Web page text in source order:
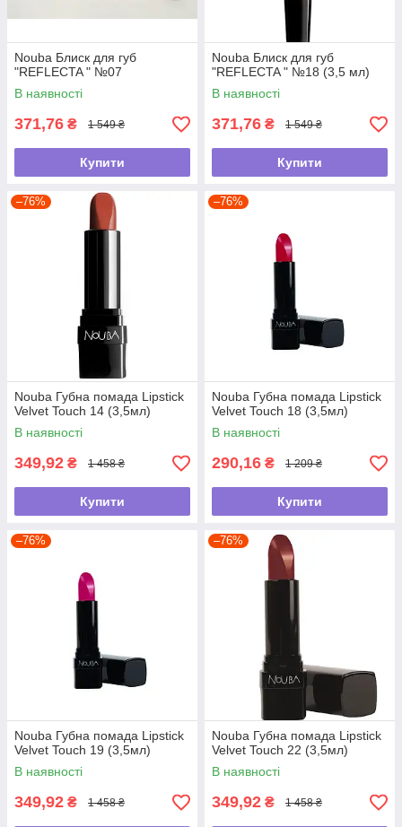
Nouba Блиск для губ
"REFLECTA " №07
В наявності
371,76 ₴ 1 549 ₴
Купити
Nouba Блиск для губ
"REFLECTA " №18 (3,5 мл)
В наявності
371,76 ₴ 1 549 ₴
Купити
–76%
Nouba Губна помада Lipstick
Velvet Touch 14 (3,5мл)
В наявності
349,92 ₴ 1 458 ₴
Купити
–76%
Nouba Губна помада Lipstick
Velvet Touch 18 (3,5мл)
В наявності
290,16 ₴ 1 209 ₴
Купити
–76%
Nouba Губна помада Lipstick
Velvet Touch 19 (3,5мл)
В наявності
349,92 ₴ 1 458 ₴
–76%
Nouba Губна помада Lipstick
Velvet Touch 22 (3,5мл)
В наявності
349,92 ₴ 1 458 ₴